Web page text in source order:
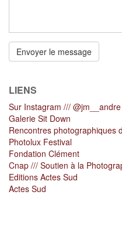
Votre
message
*
Envoyer le message
LIENS
Sur Instagram /// @jm__andre
Galerie Sit Down
Rencontres photographiques
Photolux Festival
Fondation Clément
Cnap /// Soutien à la
Editions Actes Sud
Actes Sud